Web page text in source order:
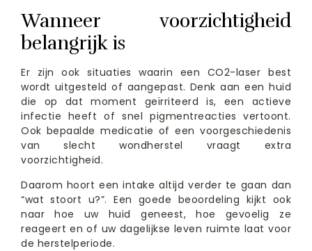
Wanneer voorzichtigheid
belangrijk is
Er zijn ook situaties waarin een CO2-laser best
wordt uitgesteld of aangepast. Denk aan een huid
die op dat moment geïrriteerd is, een actieve
infectie heeft of snel pigmentreacties vertoont.
Ook bepaalde medicatie of een voorgeschiedenis
van slecht wondherstel vraagt extra
voorzichtigheid.
Daarom hoort een intake altijd verder te gaan dan
“wat stoort u?”. Een goede beoordeling kijkt ook
naar hoe uw huid geneest, hoe gevoelig ze
reageert en of uw dagelijkse leven ruimte laat voor
de herstelperiode.